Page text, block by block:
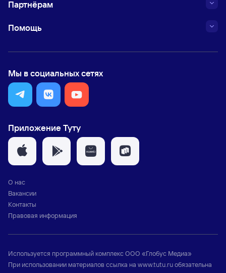
Партнёрам
Помощь
Мы в социальных сетях
Приложение Туту
О нас
Вакансии
Контакты
Правовая информация
Используется программный комплексООО «Глобус Медиа»
При использовании материалов ссылка на www.tutu.ruобязательна